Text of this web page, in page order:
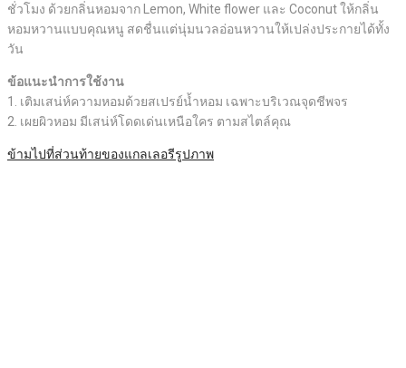
ชั่วโมง ด้วยกลิ่นหอมจาก Lemon, White flower และ Coconut ให้กลิ่น
หอมหวานแบบคุณหนู สดชื่นแต่นุ่มนวลอ่อนหวานให้เปล่งประกายได้ทั้ง
วัน
ข้อแนะนำการใช้งาน
1. เติมเสน่ห์ความหอมด้วยสเปรย์น้ำหอม เฉพาะบริเวณจุดชีพจร
2. เผยผิวหอม มีเสน่ห์โดดเด่นเหนือใคร ตามสไตล์คุณ​
ข้ามไปที่ส่วนท้ายของแกลเลอรีรูปภาพ